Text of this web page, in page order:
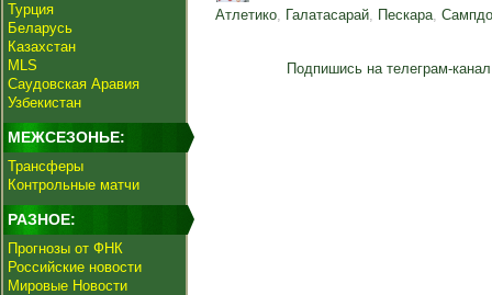
Турция
Беларусь
Казахстан
MLS
Саудовская Аравия
Узбекистан
МЕЖСЕЗОНЬЕ:
Трансферы
Контрольные матчи
РАЗНОЕ:
Прогнозы от ФНК
Российские новости
Мировые Новости
Атлетико, Галатасарай, Пескара,
Подпишись на телеграм-